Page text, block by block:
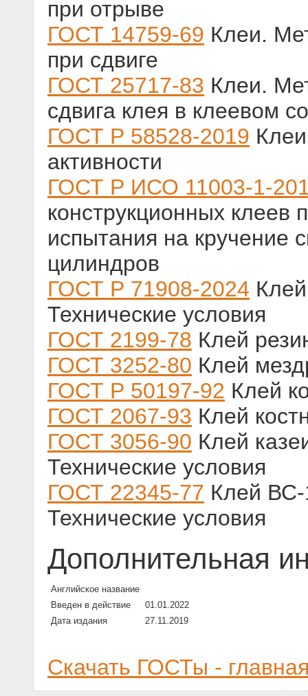
при отрыве
ГОСТ 14759-69 Клеи.
при сдвиге
ГОСТ 25717-83 Клеи.
сдвига клея в клеевом
ГОСТ Р 58528-2019
активности
ГОСТ Р ИСО 11003-1-
конструкционных клеев
испытания на кручение
цилиндров
ГОСТ Р 71908-2024
Технические условия
ГОСТ 2199-78 Клей
ГОСТ 3252-80 Клей
ГОСТ Р 50197-92 Клей
ГОСТ 2067-93 Клей
ГОСТ 3056-90 Клей
Технические условия
ГОСТ 22345-77 Клей ВС-
Технические условия
Дополнительная
Английское название
Введен в действие
01.01.2022
Дата издания
27.11.2019
Скачать ГОСТы -